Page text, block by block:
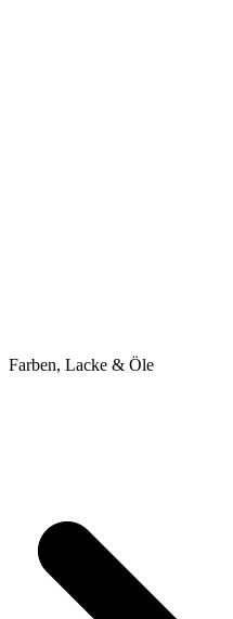
Farben, Lacke & Öle